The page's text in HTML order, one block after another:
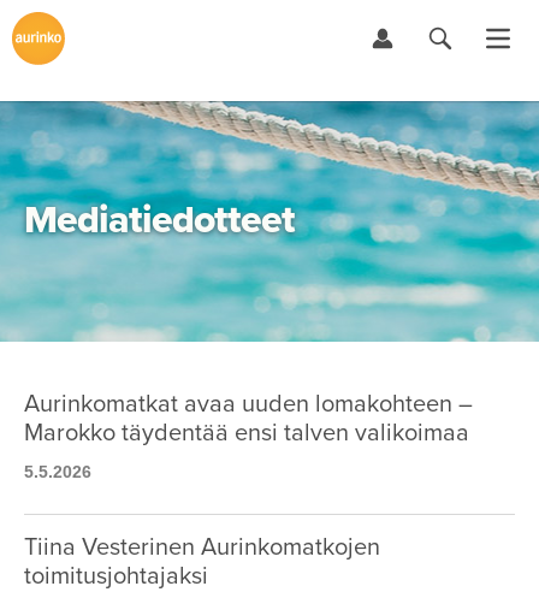
Mediatiedotteet
Aurinkomatkat avaa uuden lomakohteen –
Marokko täydentää ensi talven valikoimaa
5.5.2026
Tiina Vesterinen Aurinkomatkojen
toimitusjohtajaksi